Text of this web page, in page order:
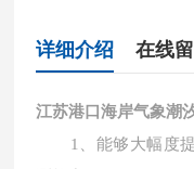
详细介绍 在线
江苏港口海岸气象潮
1
、能够大幅度